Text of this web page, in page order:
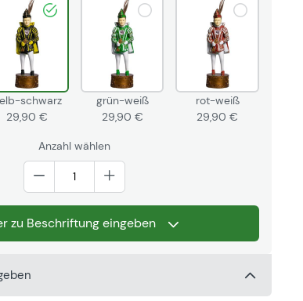
schwarz
29,90 €
grün-weiß
29,90 €
rot-weiß
29,90 €
Anzahl wählen
zu Beschriftung eingeben